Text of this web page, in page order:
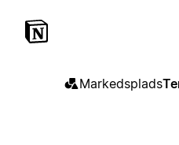
Markedsplads